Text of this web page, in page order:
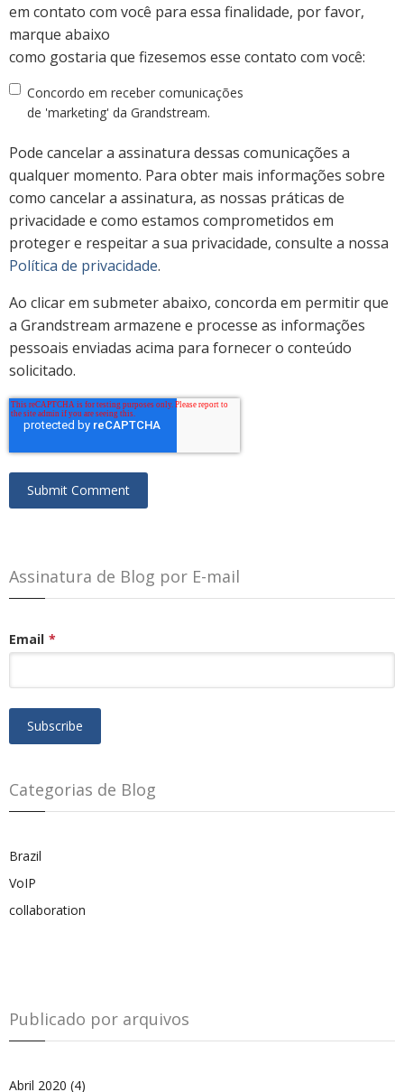
em contato com você para essa finalidade, por favor,
marque abaixo
como gostaria que fizesemos esse contato com você:
Concordo em receber comunicações
de 'marketing' da Grandstream.
Pode cancelar a assinatura dessas comunicações a
qualquer momento. Para obter mais informações sobre
como cancelar a assinatura, as nossas práticas de
privacidade e como estamos comprometidos em
proteger e respeitar a sua privacidade, consulte a nossa
Política de privacidade.
Ao clicar em submeter abaixo, concorda em permitir que
a Grandstream armazene e processe as informações
pessoais enviadas acima para fornecer o conteúdo
solicitado.
Assinatura de Blog por E-mail
Email *
Categorias de Blog
Brazil
VoIP
collaboration
Publicado por arquivos
Abril 2020 (4)